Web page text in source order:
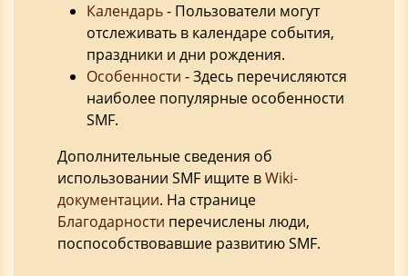
Календарь- Пользователи могут
отслеживать в календаре события,
праздники и дни рождения.
Особенности - Здесь перечисляются
наиболее популярные особенности
SMF.
Дополнительные сведения об
использовании SMF ищите вWiki-
документации. На странице
Благодарности перечислены люди,
поспособствовавшие развитию SMF.